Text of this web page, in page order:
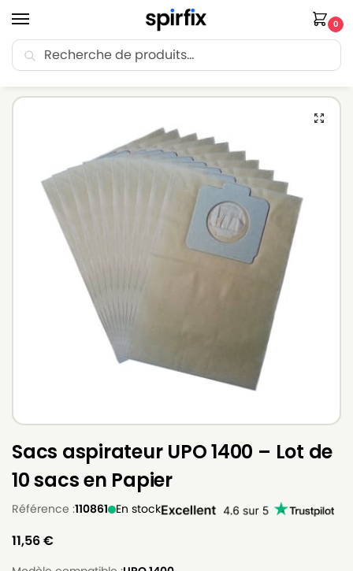
0
🚚 Livraison Point Relais offerte dès 30€ d’achat.
Sacs aspirateur UPO 1400 – Lot de
10 sacs en Papier
Référence :110861 En stock
11,56€